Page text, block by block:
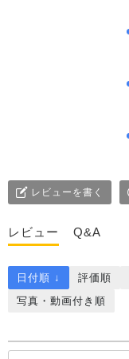
レビューを書く
レビュー Q&A
日付順 ↓ 評価順
写真・動画付き順